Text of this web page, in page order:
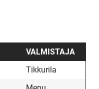
VALMISTAJA
Tikkurila